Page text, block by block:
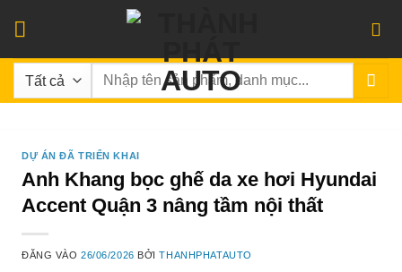
qua
nội
dung
Tìm
DỰ ÁN ĐÃ TRIỂN KHAI
Anh Khang bọc ghế da xe hơi Hyundai
Accent Quận 3 nâng tầm nội thất
ĐĂNG VÀO26/06/2026 BỞITHANHPHATAUTO